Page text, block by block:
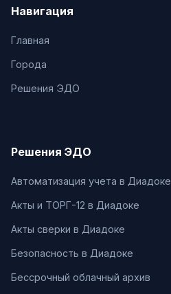
Навигация
Главная
Города
Решения ЭДО
Решения ЭДО
Автоматизация учета в Диадоке
Акты и ТОРГ-12 в Диадоке
Акты сверки в Диадоке
Безопасность в Диадоке
Бессрочный облачный архив